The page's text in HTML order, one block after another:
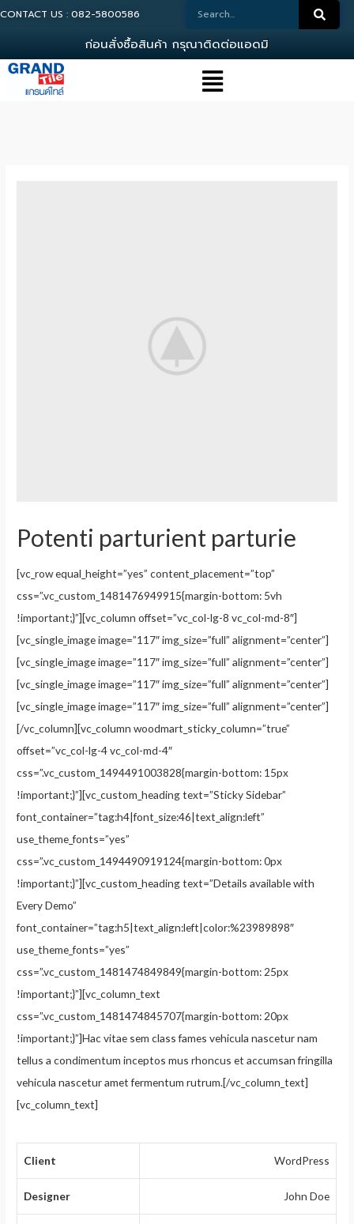
CONTACT US : 082-5800586
อนสงซอสนคา ก รณาตดตอแอดมน
Potenti parturient parturie
[vc_row equal_height=”yes” content_placement=”top”
css=”.vc_custom_1481476949915{margin-bottom: 5vh
!important;}”][vc_column offset=”vc_col-lg-8 vc_col-md-8″]
[vc_single_image image=”117″ img_size=”full” alignment=”center”]
[vc_single_image image=”117″ img_size=”full” alignment=”center”]
[vc_single_image image=”117″ img_size=”full” alignment=”center”]
[vc_single_image image=”117″ img_size=”full” alignment=”center”]
[/vc_column][vc_column woodmart_sticky_column=”true”
offset=”vc_col-lg-4 vc_col-md-4″
css=”.vc_custom_1494491003828{margin-bottom: 15px
!important;}”][vc_custom_heading text=”Sticky Sidebar”
font_container=”tag:h4|font_size:46|text_align:left”
use_theme_fonts=”yes”
css=”.vc_custom_1494490919124{margin-bottom: 0px
!important;}”][vc_custom_heading text=”Details available with
Every Demo”
font_container=”tag:h5|text_align:left|color:%23989898″
use_theme_fonts=”yes”
css=”.vc_custom_1481474849849{margin-bottom: 25px
!important;}”][vc_column_text
css=”.vc_custom_1481474845707{margin-bottom: 20px
!important;}”]Hac vitae sem class fames vehicula nascetur nam
tellus a condimentum inceptos mus rhoncus et accumsan fringilla
vehicula nascetur amet fermentum rutrum.[/vc_column_text]
[vc_column_text]
Client WordPress
Designer John Doe